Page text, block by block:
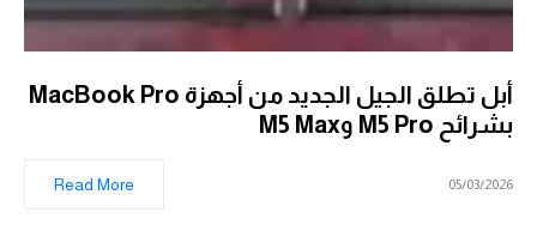
أبل تطلق الجيل الجديد من أجهزة MacBook Pro
بشرائح M5 Pro وM5 Max
05/03/2026
Read More